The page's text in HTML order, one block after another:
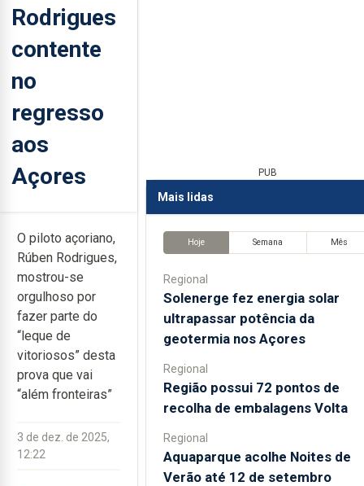
Rodrigues
contente
no
regresso
aos
Açores
O piloto açoriano,
Rúben Rodrigues,
mostrou-se
orgulhoso por
fazer parte do
“leque de
vitoriosos” desta
prova que vai
“além fronteiras”
3 de dez. de 2025,
12:22
PUB
Mais lidas
Hoje Semana Mês
Regional
Solenerge fez energia solar
ultrapassar potência da
geotermia nos Açores
Regional
Região possui 72 pontos de
recolha de embalagens Volta
Regional
Aquaparque acolhe Noites de
Verão até 12 de setembro